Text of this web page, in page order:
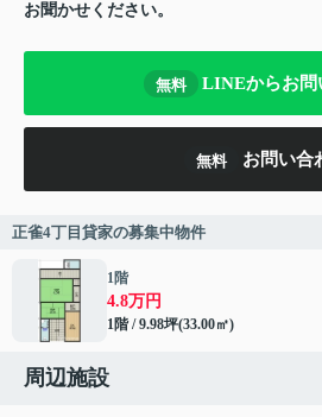
お聞かせください。
無料 LINEからお問
無料 お問い合
正雀4丁目貸家の募集中物件
1階
4.8万円
1階 / 9.98坪(33.00㎡)
周辺施設